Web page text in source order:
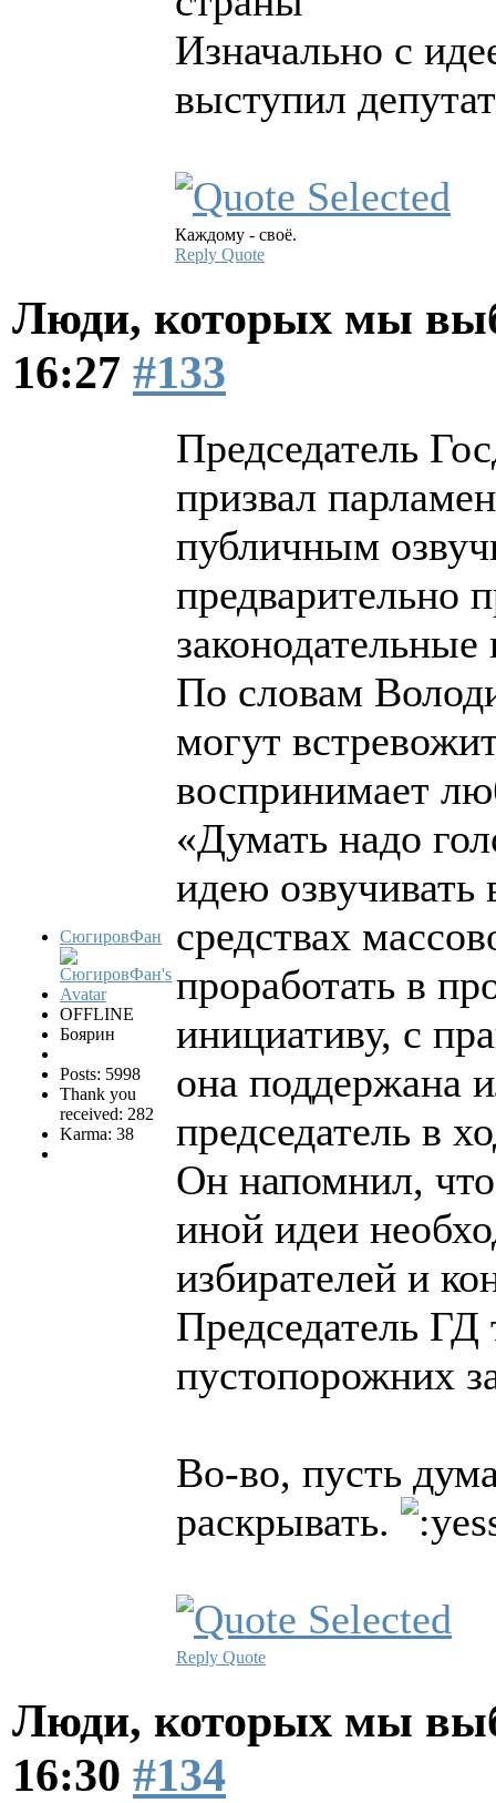
Изначально с
выступил
Каждому - своё.
Reply Quote
Люди, которых мы
16:27 #133
СюгировФан
OFFLINE
Боярин
Posts: 5998
Thank you
received: 282
Karma: 38
Председатель
призвал
публичным
предварительно
По словам
могут
воспринимает
«Думать надо
идею озвучивать
средствах
проработать в
инициативу, с
она поддержана
председатель в
Он напомнил,
иной идеи
избирателей и
Председатель ГД
пустопорожних
Во-во, пусть
раскрывать.
Reply Quote
Люди, которых мы
16:30 #134